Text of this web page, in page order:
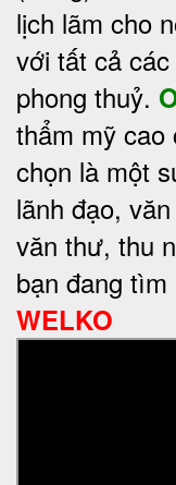
lịch lãm cho
với tất cả
phong thuỷ.
thẩm mỹ cao
chọn là một
lãnh đạo,
văn thư, thu
bạn đang tìm
WELKO